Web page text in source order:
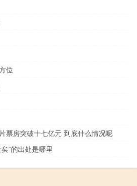
位
票房突破十七亿元 到底什么情况呢
”的出处是哪里